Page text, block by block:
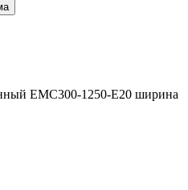
EMC300-1250-E20 ширина